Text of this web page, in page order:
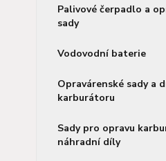
Palivové čerpadlo a
sady
Vodovodní baterie
Opravárenské sady a
karburátoru
Sady pro opravu
náhradní díly